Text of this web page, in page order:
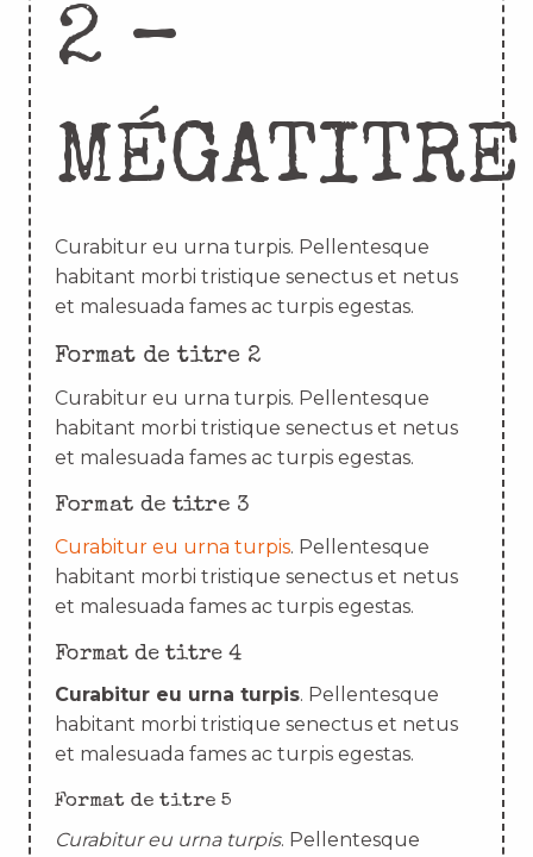
2 –
MÉGATITRE
Curabitur eu urna turpis. Pellentesque
habitant morbi tristique senectus et netus
et malesuada fames ac turpis egestas.
Format de titre 2
Curabitur eu urna turpis. Pellentesque
habitant morbi tristique senectus et netus
et malesuada fames ac turpis egestas.
Format de titre 3
Curabitur eu urna turpis. Pellentesque
habitant morbi tristique senectus et netus
et malesuada fames ac turpis egestas.
Format de titre 4
Curabitur eu urna turpis. Pellentesque
habitant morbi tristique senectus et netus
et malesuada fames ac turpis egestas.
Format de titre 5
Curabitur eu urna turpis. Pellentesque